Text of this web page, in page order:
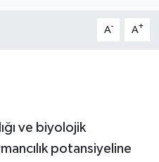
A- A+
ve biyolojik
potansiyeline